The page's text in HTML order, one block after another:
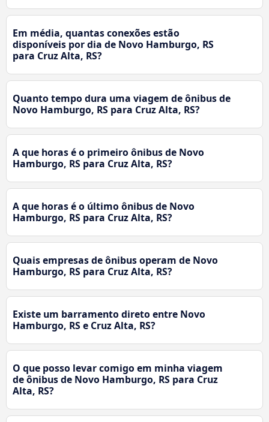
Em média, quantas conexões estão
disponíveis por dia de Novo Hamburgo, RS
para Cruz Alta, RS?
Quanto tempo dura uma viagem de ônibus de
Novo Hamburgo, RS para Cruz Alta, RS?
A que horas é o primeiro ônibus de Novo
Hamburgo, RS para Cruz Alta, RS?
A que horas é o último ônibus de Novo
Hamburgo, RS para Cruz Alta, RS?
Quais empresas de ônibus operam de Novo
Hamburgo, RS para Cruz Alta, RS?
Existe um barramento direto entre Novo
Hamburgo, RS e Cruz Alta, RS?
O que posso levar comigo em minha viagem
de ônibus de Novo Hamburgo, RS para Cruz
Alta, RS?